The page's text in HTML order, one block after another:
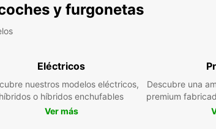
y furgonetas
Eléctricos
nuestros modelos eléctricos,
híbridos o híbridos enchufables
Ver más
Descubre una
premium